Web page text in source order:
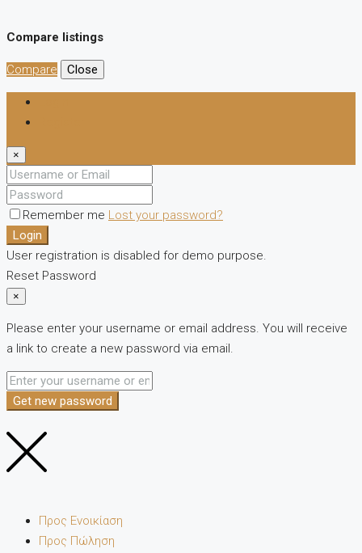
Compare listings
Compare Close
×
Remember me Lost your password?
Login
User registration is disabled for demo purpose.
Reset Password
×
Please enter your username or email address. You will receive
a link to create a new password via email.
Get new password
Προς Ενοικίαση
Προς Πώληση